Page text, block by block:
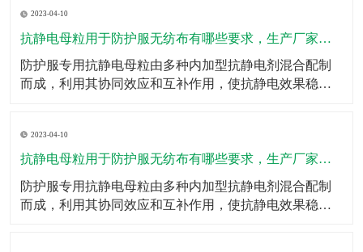
产生静电的物体连接到地面，将产生的电荷直接传输出
去，不会产生电荷的聚集。 而导电只是一种物体属
性的概述，
2023-04-10
抗静电母粒用于防护服无纺布有哪些要求，生产厂家有哪些？
​防护服专用抗静电母粒由多种内加型抗静电剂混合配制
而成，利用其协同效应和互补作用，使抗静电效果稳
好；三、不影响制品的加工成型和颜色、不降低制品的
力学性能；四、耐化学性好、无毒；五、调节添加量即
可调节抗静电
2023-04-10
抗静电母粒用于防护服无纺布有哪些要求，生产厂家有哪些？
​防护服专用抗静电母粒由多种内加型抗静电剂混合配制
而成，利用其协同效应和互补作用，使抗静电效果稳